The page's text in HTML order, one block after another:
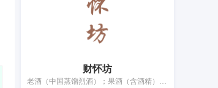
财怀坊
老酒（中国蒸馏烈酒）；果酒（含酒精）；白酒；米酒；白干酒（中国白酒）；谷物制蒸馏酒精饮料；酒精饮料（啤酒除外）；青稞酒；食用酒精；黄酒